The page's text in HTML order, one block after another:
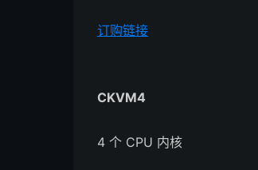
订购链接
CKVM4
4 个 CPU 内核